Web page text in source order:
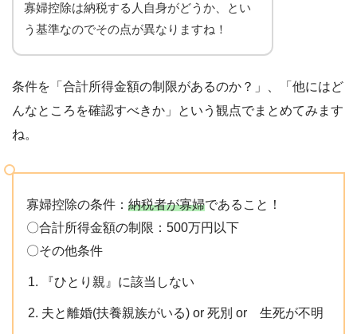
寡婦控除は納税する人自身がどうか、とい
う基準なのでその点が異なりますね！
条件を「合計所得金額の制限があるのか？」、「他にはど
んなところを確認すべきか」という観点でまとめてみます
ね。
寡婦控除の条件： 納税者が寡婦であること！
〇合計所得金額の制限：500万円以下
〇その他条件
『ひとり親』に該当しない
夫と離婚(扶養親族がいる) or 死別 or 生死が不明